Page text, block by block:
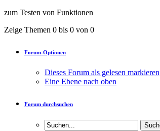
zum Testen von Funktionen
Zeige Themen 0 bis 0 von 0
Forum-Optionen
Dieses Forum als gelesen markieren
Eine Ebene nach oben
Forum durchsuchen